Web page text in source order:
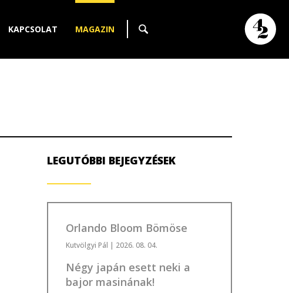
KAPCSOLAT MAGAZIN
LEGUTÓBBI BEJEGYZÉSEK
Orlando Bloom Bömöse
Kutvölgyi Pál | 2026. 08. 04.
Négy japán esett neki a
bajor masinának!